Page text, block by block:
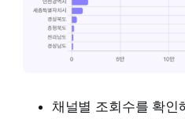
채널별 조회수를 확인